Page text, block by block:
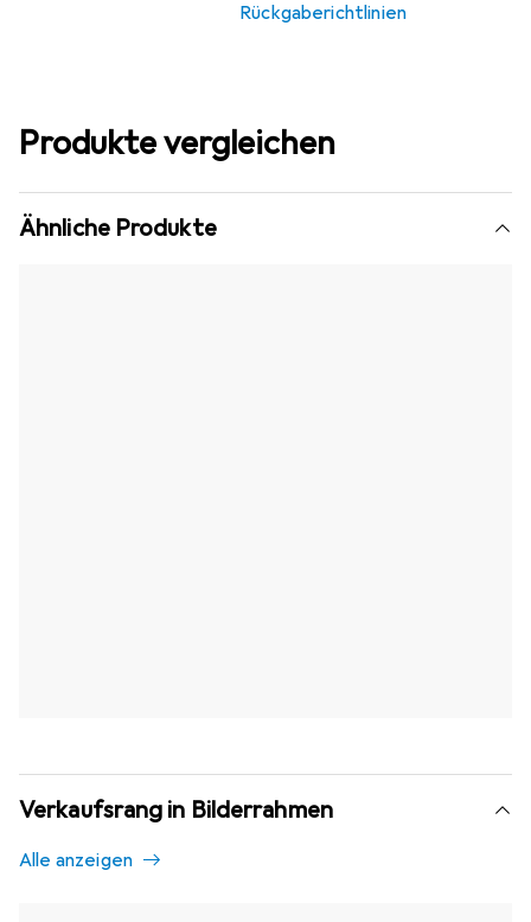
Rückgaberichtlinien
Produkte vergleichen
Ähnliche Produkte
Verkaufsrang in Bilderrahmen
Alle anzeigen